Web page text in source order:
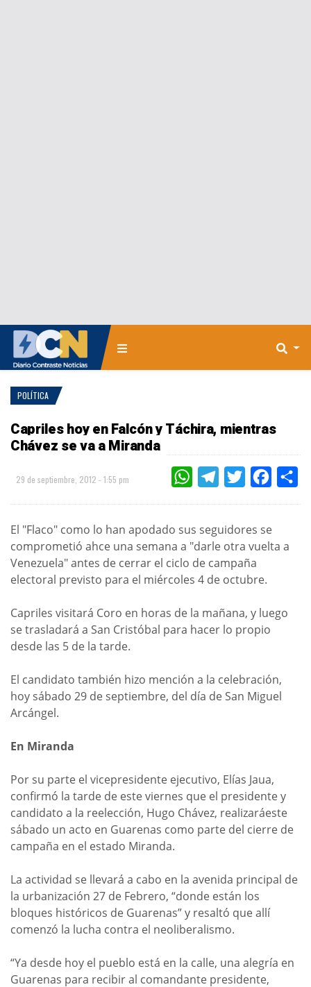
POLÍTICA
Capriles hoy en Falcón y Táchira, mientras
Chávez se va a Miranda
29 de septiembre, 2012 - 1:55 pm WHATSAPPTELEGRAMTWITTER
El "Flaco" como lo han apodado sus seguidores se
comprometió ahce una semana a "darle otra vuelta a
Venezuela" antes de cerrar el ciclo de campaña
electoral previsto para el miércoles 4 de octubre.
Capriles visitará Coro en horas de la mañana, y luego
se trasladará a San Cristóbal para hacer lo propio
desde las 5 de la tarde.
El candidato también hizo mención a la celebración,
hoy sábado 29 de septiembre, del día de San Miguel
Arcángel.
En Miranda
Por su parte el vicepresidente ejecutivo, Elías Jaua,
confirmó la tarde de este viernes que el presidente y
candidato a la reelección, Hugo Chávez, realizaráeste
sábado un acto en Guarenas como parte del cierre de
campaña en el estado Miranda.
La actividad se llevará a cabo en la avenida principal de
la urbanización 27 de Febrero, “donde están los
bloques históricos de Guarenas” y resaltó que allí
comenzó la lucha contra el neoliberalismo.
“Ya desde hoy el pueblo está en la calle, una alegría en
Guarenas para recibir al comandante presidente,